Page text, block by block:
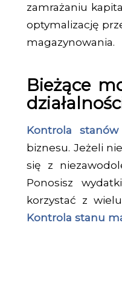
zamrażaniu
optymalizację
magazynowania.
Bieżące
Kontrola
biznesu. Jeżeli
się z
Ponosisz
korzystać z
Kontrola stanu